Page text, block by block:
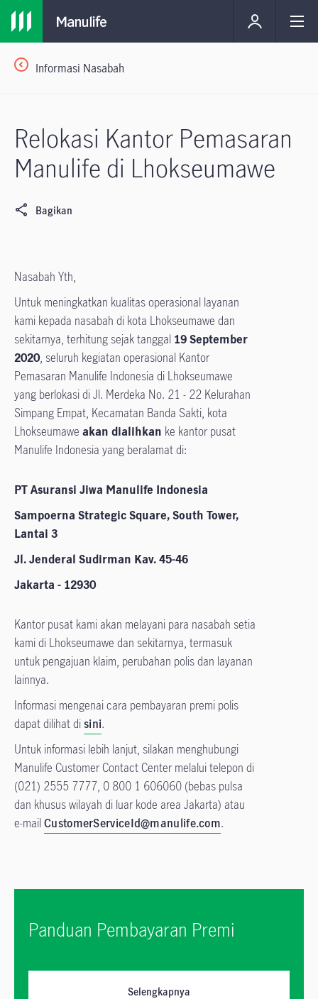
Informasi Nasabah
Relokasi Kantor Pemasaran
Manulife di Lhokseumawe
Bagikan
Nasabah Yth,
Untuk meningkatkan kualitas operasional layanan
kami kepada nasabah di kota Lhokseumawe dan
sekitarnya, terhitung sejak tanggal 19 September
2020, seluruh kegiatan operasional Kantor
Pemasaran Manulife Indonesia di Lhokseumawe
yang berlokasi di Jl. Merdeka No. 21 - 22 Kelurahan
Simpang Empat, Kecamatan Banda Sakti, kota
Lhokseumawe akan dialihkan ke kantor pusat
Manulife Indonesia yang beralamat di:
PT Asuransi Jiwa Manulife Indonesia
Sampoerna Strategic Square, South Tower,
Lantai 3
Jl. Jenderal Sudirman Kav. 45-46
Jakarta - 12930
Kantor pusat kami akan melayani para nasabah setia
kami di Lhokseumawe dan sekitarnya, termasuk
untuk pengajuan klaim, perubahan polis dan layanan
lainnya.
Informasi mengenai cara pembayaran premi polis
dapat dilihat disini.
Untuk informasi lebih lanjut, silakan menghubungi
Manulife Customer Contact Center melalui telepon di
(021) 2555 7777, 0 800 1 606060 (bebas pulsa
dan khusus wilayah di luar kode area Jakarta) atau
e-mailCustomerServiceId@manulife.com.
Panduan Pembayaran Premi
Selengkapnya